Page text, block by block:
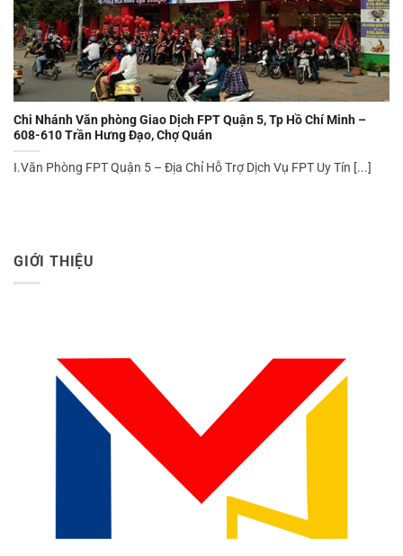
Chi Nhánh Văn phòng Giao Dịch FPT Quận 5, Tp Hồ Chí Minh –
608-610 Trần Hưng Đạo, Chợ Quán
I.Văn Phòng FPT Quận 5 – Địa Chỉ Hỗ Trợ Dịch Vụ FPT Uy Tín [...]
GIỚI THIỆU